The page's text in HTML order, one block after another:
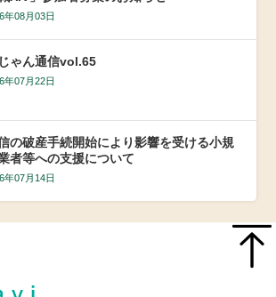
年08月03日
ゃん通信vol.65
年07月22日
の破産手続開始により影響を受ける小規
者等への支援について
年07月14日